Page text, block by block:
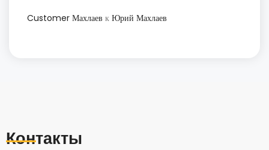
Customer Махлаев к Юрий Махлаев
Контакты